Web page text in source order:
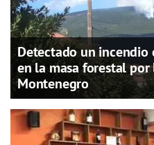
Detectado un incendio
en la masa forestal
Montenegro